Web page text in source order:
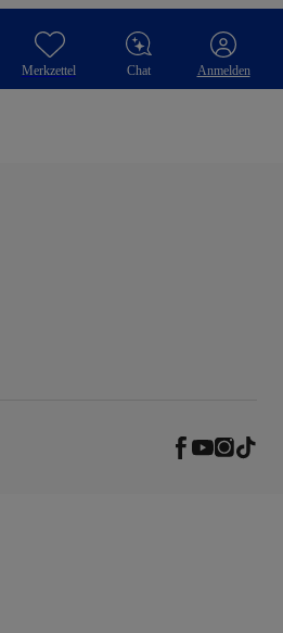
Merkzettel Chat Anmelden